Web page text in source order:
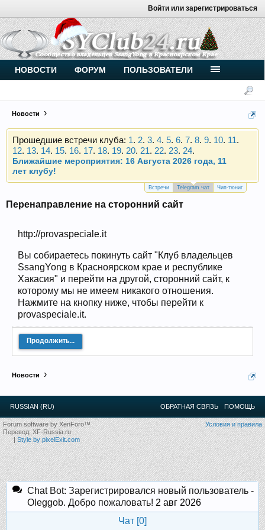
Войти или зарегистрироваться
Новости
Внимание, новые участники нашего клуба!
Основное общение происходит вTelegram-чате.
Присоединяйтесь.
Чип-тюнинг (прошивка) дизелей от
Vahmurka
12.13.14.15.16.17.18.19.20.21.22.23.24.
Ближайшие мероприятия: 16 Августа 2026 года, 11
лет клубу!
Внимание, новые участники нашего клуба!
Основное общение происходит вTelegram-чате.
Чип-тюнинг (прошивка) дизелей от
Прошедшие встречи клуба:1.2 .3.4 .5 .6.7.8.9.10
12.13.14.15.16.17.18 .19.20.21 22.23.24.
Ближайшие мероприятия: 16 Августа 2026 года, 11
лет клубу!
Встречи Telegram чат Чип-тюниг
Перенаправление на сторонний сайт
http://provaspeciale.it
Вы собираетесь покинуть сайт "Клуб владельцев
SsangYong в Красноярском крае и республике
Хакасия" и перейти на другой, сторонний сайт, к
которому мы не имеем никакого отношения.
Нажмите на кнопку ниже, чтобы перейти к
provaspeciale.it.
Продолжить...
Новости
НОВОСТИ ФОРУМ ПОЛЬЗОВАТЕЛИ
RUSSIAN (RU) ОБРАТНАЯ СВЯЗЬ ПОМОЩЬ
Условия и правила
Forum software by XenForo™
Перевод:XF-Russia.ru
|Style by pixelExit.com
Chat Bot: Зарегистрировался новый пользователь -
Oleggob. Добро пожаловать! 2 авг 2026
Чат [0]